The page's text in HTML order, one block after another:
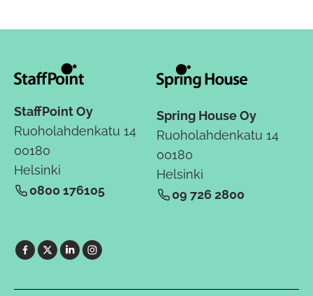
StaffPoint Oy
Ruoholahdenkatu 14
00180
Helsinki
0800 176105
Spring House Oy
Ruoholahdenkatu 14
00180
Helsinki
09 726 2800